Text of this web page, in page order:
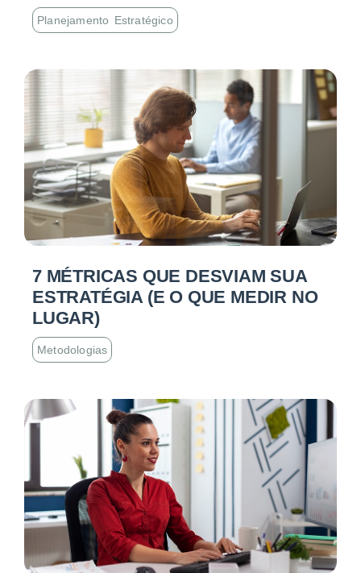
Planejamento Estratégico
7 MÉTRICAS QUE DESVIAM SUA
ESTRATÉGIA (E O QUE MEDIR NO
LUGAR)
Metodologias